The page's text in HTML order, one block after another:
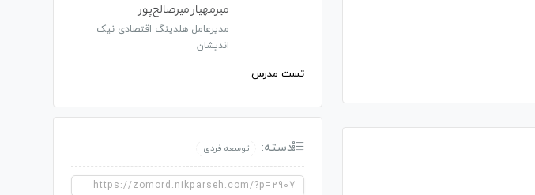
میرمهیار میرصالح‌پور
مدیرعامل هلدینگ اقتصادی نیک
اندیشان
تست مدرس
دسته: توسعه فردی